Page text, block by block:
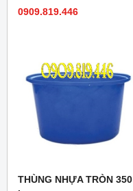
0909.819.446
THÙNG NHỰA TRÒN 350